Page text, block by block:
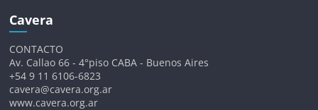
Cavera
CONTACTO
Av. Callao 66 - 4°piso CABA - Buenos Aires
+54 9 11 6106-6823
cavera@cavera.org.ar
www.cavera.org.ar